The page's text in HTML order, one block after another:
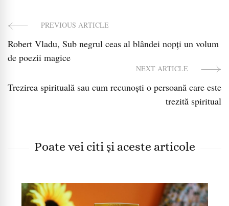
Post
Navigation
PREVIOUS ARTICLE
Robert Vladu, Sub negrul ceas al blândei nopți un volum
de poezii magice
NEXT ARTICLE
Trezirea spirituală sau cum recunoști o persoană care este
trezită spiritual
Poate vei citi și aceste articole